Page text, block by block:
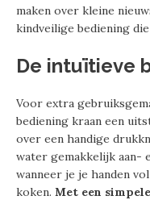
maken over kleine
kindveilige bediening
De intuïtieve
Voor extra
bediening kraan een
over een handige
water gemakkelijk aan-
wanneer je je handen
koken. Met een